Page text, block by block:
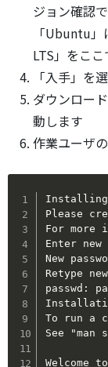
ジョン確認
「Ubuntu
LTS」をこ
「入手」を
ダウンロー
動します
作業ユーザ
Please
For more
Enter new
New
Retype
passwd:
To run a
See
Welcome